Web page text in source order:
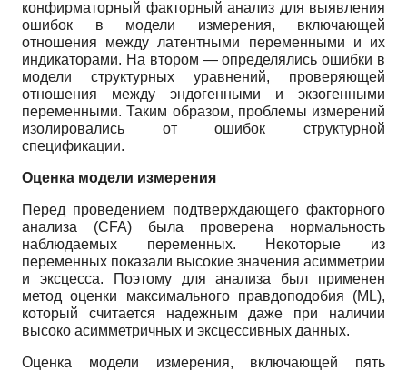
конфирматорный факторный анализ для выявления
ошибок в модели измерения, включающей
отношения между латентными переменными и их
индикаторами. На втором — определялись ошибки в
модели структурных уравнений, проверяющей
отношения между эндогенными и экзогенными
переменными. Таким образом, проблемы измерений
изолировались от ошибок структурной
спецификации.
Оценка модели измерения
Перед проведением подтверждающего факторного
анализа (CFA) была проверена нормальность
наблюдаемых переменных. Некоторые из
переменных показали высокие значения асимметрии
и эксцесса. Поэтому для анализа был применен
метод оценки максимального правдоподобия (ML),
который считается надежным даже при наличии
высоко асимметричных и эксцессивных данных.
Оценка модели измерения, включающей пять